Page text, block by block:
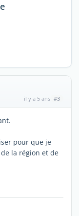
il y a 5 ans #3
pour que je
la région et de